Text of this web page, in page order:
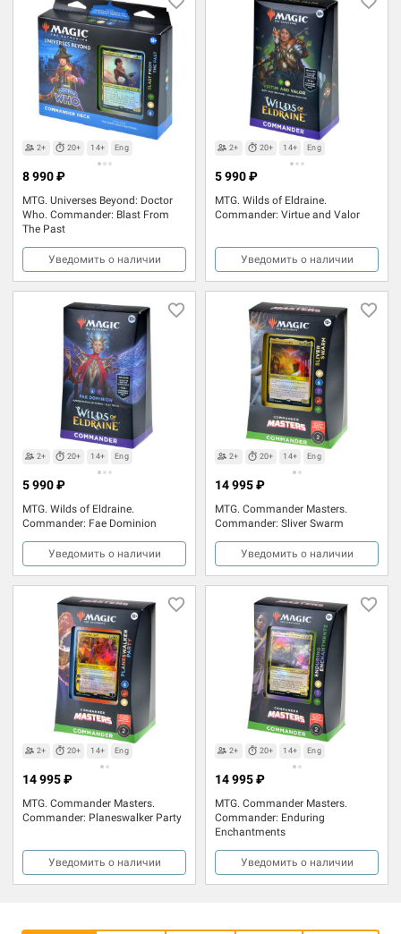
2+ 20+ 14+ Eng
MTG. Universes Beyond: Doctor
Who. Commander: Blast From
The Past
8 990 ₽
Уведомить о наличии
2+ 20+ 14+ Eng
MTG. Wilds of Eldraine.
Commander: Virtue and Valor
5 990 ₽
Уведомить о наличии
2+ 20+ 14+ Eng
MTG. Wilds of Eldraine.
Commander: Fae Dominion
5 990 ₽
Уведомить о наличии
2+ 20+ 14+ Eng
MTG. Commander Masters.
Commander: Sliver Swarm
14 995 ₽
Уведомить о наличии
2+ 20+ 14+ Eng
MTG. Commander Masters.
Commander: Planeswalker Party
14 995 ₽
Уведомить о наличии
2+ 20+ 14+ Eng
MTG. Commander Masters.
Commander: Enduring
Enchantments
14 995 ₽
Уведомить о наличии